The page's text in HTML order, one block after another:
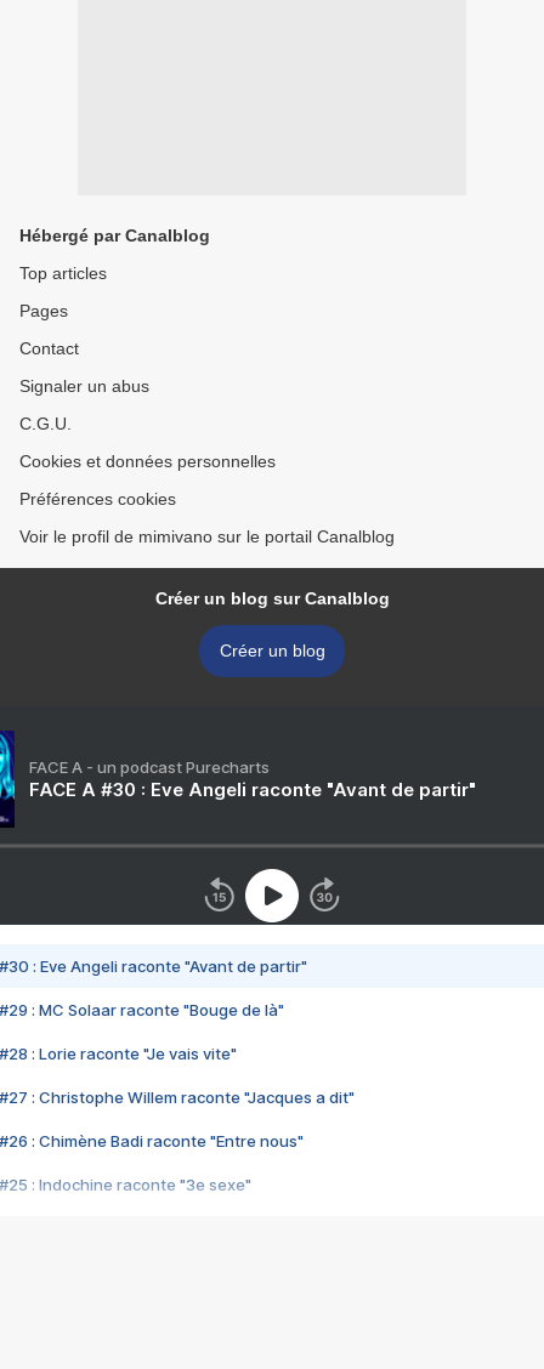
Hébergé par Canalblog
Top articles
Pages
Contact
Signaler un abus
C.G.U.
Cookies et données personnelles
Préférences cookies
Voir le profil de mimivano sur le portail Canalblog
Créer un blog sur Canalblog
Créer un blog
FACE A - un podcast Purecharts
FACE A #30 : Eve Angeli raconte "Avant de partir"
#30 : Eve Angeli raconte "Avant de partir"
#29 : MC Solaar raconte "Bouge de là"
#28 : Lorie raconte "Je vais vite"
#27 : Christophe Willem raconte "Jacques a dit"
#26 : Chimène Badi raconte "Entre nous"
#25 : Indochine raconte "3e sexe"